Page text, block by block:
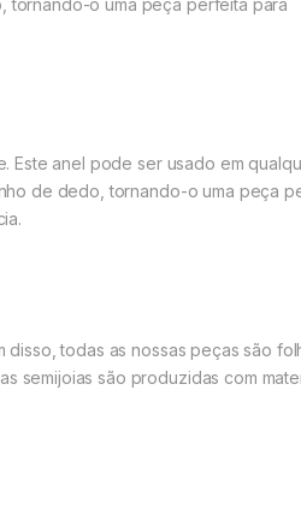
tornando-o uma peça perfeita para
Este anel pode ser usado em
de dedo, tornando-o uma peça
disso, todas as nossas peças são
semijoias são produzidas com